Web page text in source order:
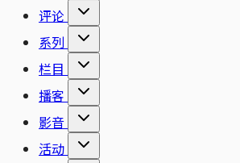
评论
系列
栏目
播客
影音
活动